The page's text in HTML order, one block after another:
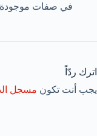
في صفات
اترك ردّاً
يجب أنت تكون مسجل